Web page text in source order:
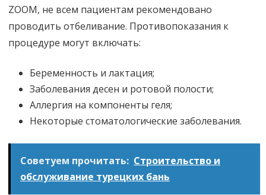
ZOOM, не всем пациентам рекомендовано
проводить отбеливание. Противопоказания к
процедуре могут включать:
Беременность и лактация;
Заболевания десен и ротовой полости;
Аллергия на компоненты геля;
Некоторые стоматологические заболевания.
Советуем прочитать: Строительство и
обслуживание турецких бань